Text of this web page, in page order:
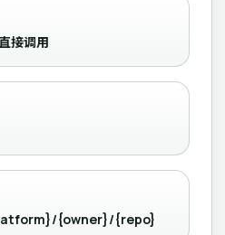
接调用
{owner}/{repo}